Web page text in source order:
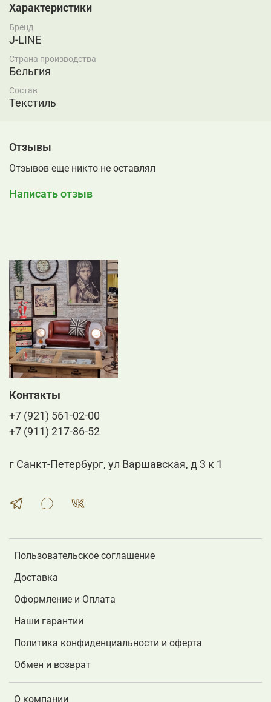
Характеристики
Бренд
J-LINE
Страна производства
Бельгия
Состав
Текстиль
Отзывы
Отзывов еще никто не оставлял
Написать отзыв
Пользовательское соглашение
Доставка
Оформление и Оплата
Наши гарантии
Политика конфиденциальности и оферта
Обмен и возврат
О компании
Контакты
+7 (921) 561-02-00
+7 (911) 217-86-52
г Санкт-Петербург, ул Варшавская, д 3 к 1